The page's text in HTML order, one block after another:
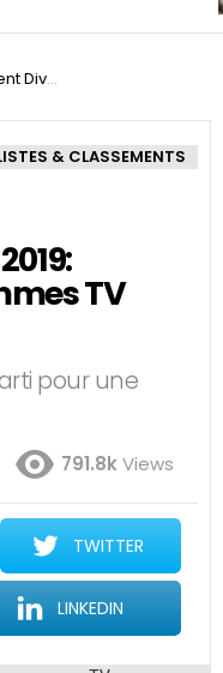
& CLASSEMENTS
TV
pour une
791.8kViews
TWITTER
LINKEDIN